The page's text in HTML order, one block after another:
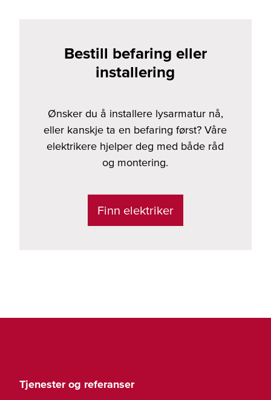
Bestill befaring eller
installering
Ønsker du å installere lysarmatur nå,
eller kanskje ta en befaring først? Våre
elektrikere hjelper deg med både råd
og montering.
Finn elektriker
Tjenester og referanser